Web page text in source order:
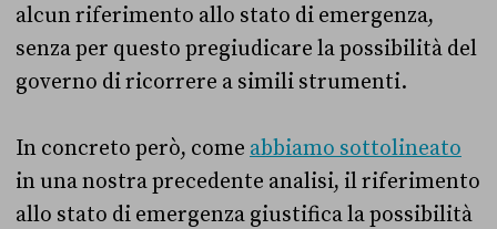
alcun riferimento allo stato di emergenza,
senza per questo pregiudicare la possibilità del
governo di ricorrere a simili strumenti.
In concreto però, come abbiamo sottolineato
in una nostra precedente analisi, il riferimento
allo stato di emergenza giustifica la possibilità